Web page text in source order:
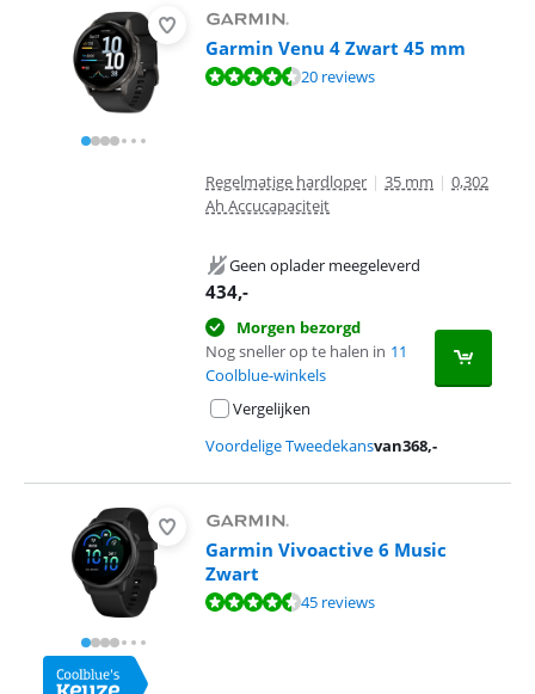
Garmin Venu 4 Zwart 45 mm
Beoordeling is 9,0 van de 10, gebaseerd op 20 reviews.
20 reviews
Regelmatige hardloper | 35 mm | 0,302
Ah Accucapaciteit
Geen oplader meegeleverd
434,-
Morgen bezorgd
Nog sneller op te halen in 11
Coolblue-winkels
Vergelijken
Voordelige Tweedekansvan368,-
Garmin Vivoactive 6 Music
Zwart
Beoordeling is 8,7 van de 10, gebaseerd op 45 reviews.
45 reviews